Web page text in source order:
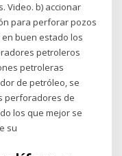
Video. b) accionar
para perforar pozos
buen estado los
petroleros
petroleras
de petróleo, se
perforadores de
los que mejor se
su